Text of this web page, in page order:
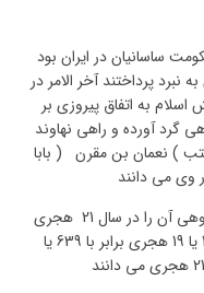
ساسانیان در ایران بود
نبرد پرداختند آخر الامر در
به اتفاق پیروزی بر
گرد آورده و راهی نهاوند
) نعمان بن مقرن ( بابا
وی می دانند
در مورد تاریخ جنگ نهاوند اختلاف است گروهی آن را در سال 21 هجری
برابر با 642 م می دانند و گروهی در سال 18 یا 19 هجری برابر با 639 یا